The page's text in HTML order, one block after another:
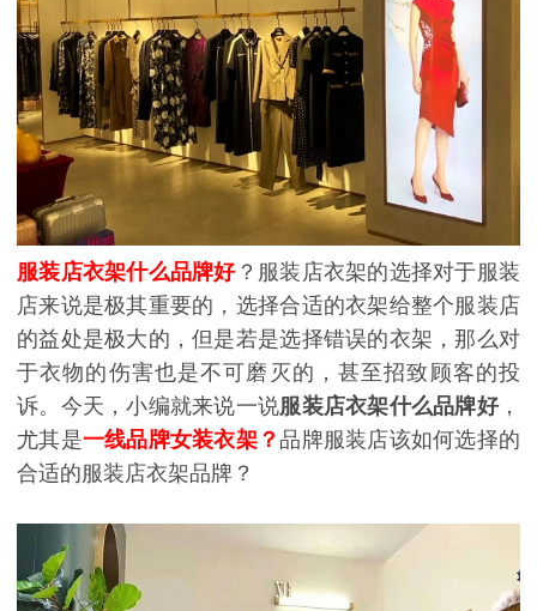
服装店衣架什么品牌好？服装店衣架的选择对于服装
店来说是极其重要的，选择合适的衣架给整个服装店
的益处是极大的，但是若是选择错误的衣架，那么对
于衣物的伤害也是不可磨灭的，甚至招致顾客的投
诉。今天，小编就来说一说服装店衣架什么品牌好，
尤其是一线品牌女装衣架 ？ 品牌服装店该如何选择的
合适的服装店衣架品牌？